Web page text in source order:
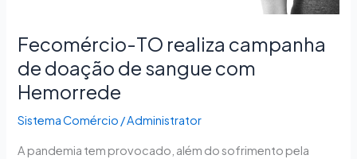
Fecomércio-TO realiza campanha
de doação de sangue com
Hemorrede
Sistema Comércio /Administrator
A pandemia tem provocado, além do sofrimento pela